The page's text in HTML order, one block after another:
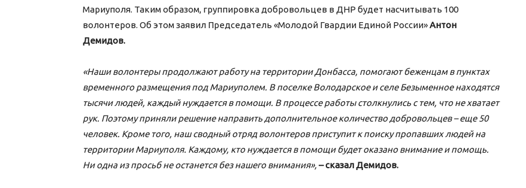
Мариуполя. Таким образом, группировка добровольцев в ДНР будет насчитывать 100
волонтеров. Об этом заявил Председатель «Молодой Гвардии Единой России»Антон
Демидов.
«Наши волонтеры продолжают работу на территории Донбасса, помогают беженцам в пунктах
временного размещения под Мариуполем. В поселке Володарское и селе Безыменное находятся
тысячи людей, каждый нуждается в помощи. В процессе работы столкнулись с тем, что не хватает
рук. Поэтому приняли решение направить дополнительное количество добровольцев – еще 50
человек. Кроме того, наш сводный отряд волонтеров приступит к поиску пропавших людей на
территории Мариуполя. Каждому, кто нуждается в помощи будет оказано внимание и помощь.
Ни одна из просьб не останется без нашего внимания», – сказал Демидов.